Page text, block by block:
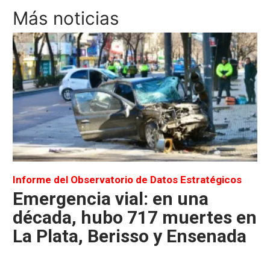
Más noticias
Informe del Observatorio de Datos Estratégicos
Emergencia vial: en una
década, hubo 717 muertes en
La Plata, Berisso y Ensenada